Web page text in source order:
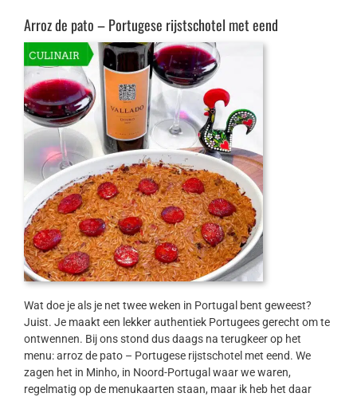
Arroz de pato – Portugese rijstschotel met eend
Wat doe je als je net twee weken in Portugal bent geweest?
Juist. Je maakt een lekker authentiek Portugees gerecht om te
ontwennen. Bij ons stond dus daags na terugkeer op het
menu: arroz de pato – Portugese rijstschotel met eend. We
zagen het in Minho, in Noord-Portugal waar we waren,
regelmatig op de menukaarten staan, maar ik heb het daar